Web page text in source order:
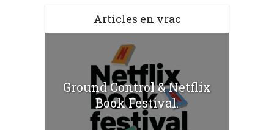
Articles en vrac
Ground Control & Netflix
Book Festival.